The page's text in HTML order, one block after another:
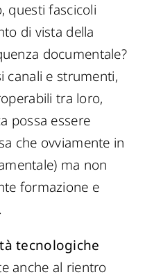
questi fascicoli
di vista della
documentale?
canali e strumenti,
tra loro,
possa essere
che ovviamente in
ma non
formazione e
tecnologiche
anche al rientro